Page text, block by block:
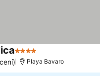
4 Počet hvězdiček
Playa Bavaro